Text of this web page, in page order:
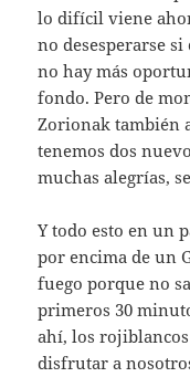
lo difícil viene
no desesperarse
no hay más
fondo. Pero de
Zorionak también
tenemos dos
muchas alegrías,
Y todo esto en un
por encima de un
fuego porque no
primeros 30
ahí, los
disfrutar a